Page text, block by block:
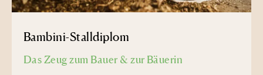
Bambini-Stalldiplom
Das Zeug zum Bauer & zur Bäuerin